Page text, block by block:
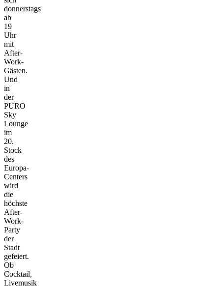
donnerstags
ab
19
Uhr
mit
After-
Work-
Gästen.
Und
in
der
PURO
Sky
Lounge
im
20.
Stock
des
Europa-
Centers
wird
die
höchste
After-
Work-
Party
der
Stadt
gefeiert.
Ob
Cocktail,
Livemusik